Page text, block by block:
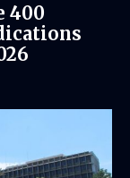
400